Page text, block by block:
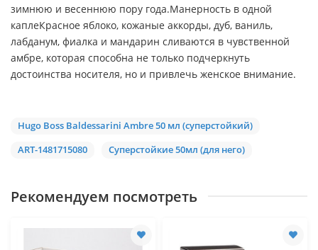
зимнюю и весеннюю пору года.Манерность в одной
каплеКрасное яблоко, кожаные аккорды, дуб, ваниль,
лабданум, фиалка и мандарин сливаются в чувственной
амбре, которая способна не только подчеркнуть
достоинства носителя, но и привлечь женское внимание.
Hugo Boss Baldessarini Ambre 50 мл (суперстойкий)
ART-1481715080
Суперстойкие 50мл (для него)
Рекомендуем посмотреть